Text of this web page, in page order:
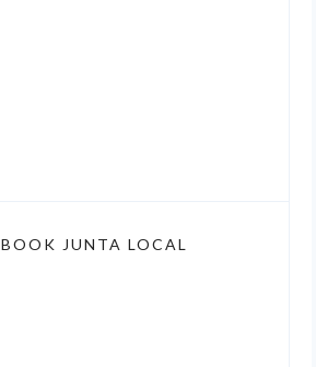
JUNTA LOCAL